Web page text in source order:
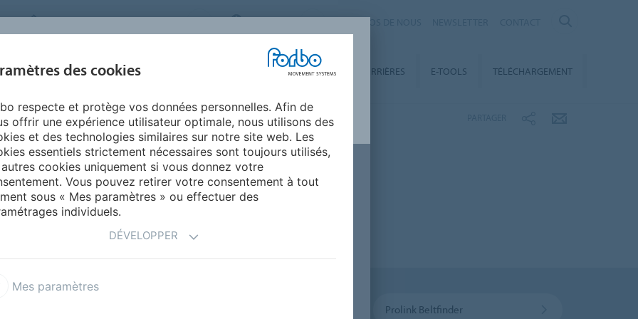
FORBO MOVEMENT SYSTEMS FRANCE
PRODUITS
INDUSTRIES ET
APPLICATIONS
ENVIRONNEMENT CARRIÈRES E-TOOLS TÉLÉCHARGEMENT
automobile et du pneumatique
L'INDUSTRIE
sont adaptées aux exigences de la production
des besoins de nos clients et mettons en œuvre
exactement aux attentes.
Prolink Beltfinder
des cookies
respecte et protège vos données personnelles. Afin de
offrir une expérience utilisateur optimale, nous utilisons des
et des technologies similaires sur notre site web. Les
essentiels strictement nécessaires sont toujours utilisés,
cookies uniquement si vous donnez votre
Vous pouvez retirer votre consentement à tout
sous « Mes paramètres » ou effectuer des
individuels.
DÉVELOPPER
Mes paramètres